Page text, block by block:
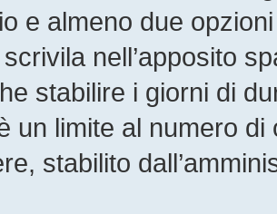
e almeno due
nell’apposito
stabilire i giorni di
un limite al numero
stabilito